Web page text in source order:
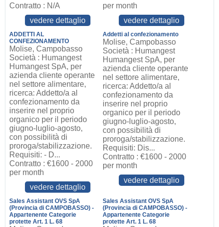
Contratto : N/A
vedere dettaglio
per month
vedere dettaglio
ADDETTI AL
CONFEZIONAMENTO
Molise, Campobasso
Società : Humangest
Humangest SpA, per
azienda cliente operante
nel settore alimentare,
ricerca: Addetto/a al
confezionamento da
inserire nel proprio
organico per il periodo
giugno-luglio-agosto,
con possibilità di
proroga/stabilizzazione.
Requisiti: - D...
Contratto : €1600 - 2000
per month
vedere dettaglio
Addetti al confezionamento
Molise, Campobasso
Società : Humangest
Humangest SpA, per
azienda cliente operante
nel settore alimentare,
ricerca: Addetto/a al
confezionamento da
inserire nel proprio
organico per il periodo
giugno-luglio-agosto,
con possibilità di
proroga/stabilizzazione.
Requisiti: Dis...
Contratto : €1600 - 2000
per month
vedere dettaglio
Sales Assistant OVS SpA
(Provincia di CAMPOBASSO) -
Appartenente Categorie
protette Art. 1 L. 68
Sales Assistant OVS SpA
(Provincia di CAMPOBASSO) -
Appartenente Categorie
protette Art. 1 L. 68